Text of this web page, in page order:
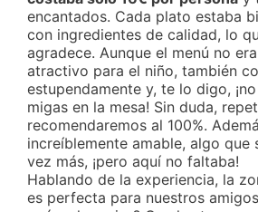
encantados. Cada plato estaba
con ingredientes de calidad, lo
agradece. Aunque el menú no
atractivo para el niño, también
estupendamente y, te lo digo,
migas en la mesa! Sin duda,
recomendaremos al 100%.
increíblemente amable, algo que
vez más, ¡pero aquí no faltaba!
Hablando de la experiencia, la
es perfecta para nuestros